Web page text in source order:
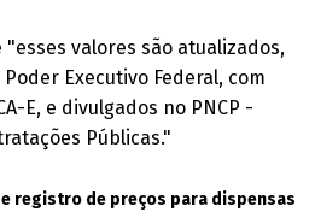
valores são atualizados,
Executivo Federal, com
E, e divulgados no PNCP -
Públicas."
registro de preços para dispensas